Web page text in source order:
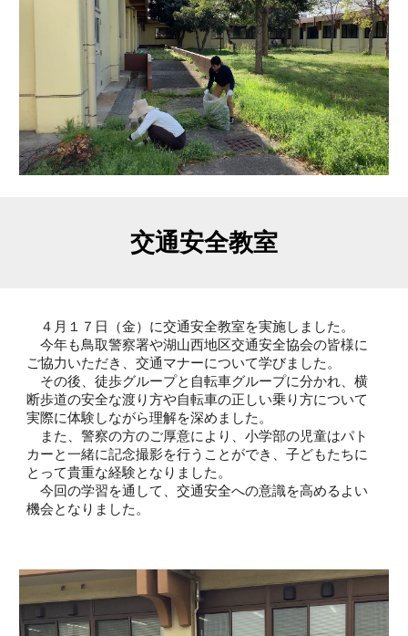
交通安全教室
４月１７日（金）に交通安全教室を実施しました。
今年も鳥取警察署や湖山西地区交通安全協会の皆様に
ご協力いただき、交通マナーについて学びました。
その後、徒歩グループと自転車グループに分かれ、横
断歩道の安全な渡り方や自転車の正しい乗り方について
実際に体験しながら理解を深めました。
また、警察の方のご厚意により、小学部の児童はパト
カーと一緒に記念撮影を行うことができ、子どもたちに
とって貴重な経験となりました。
今回の学習を通して、交通安全への意識を高めるよい
機会となりました。